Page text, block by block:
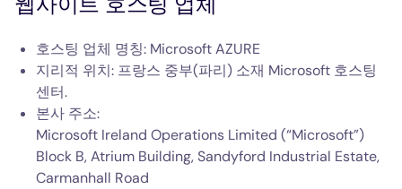
호스팅 업체 명칭: Microsoft AZURE
지리적 위치: 프랑스 중부(파리) 소재 Microsoft 호스팅
센터.
본사 주소:
Microsoft Ireland Operations Limited (“Microsoft”)
Block B, Atrium Building, Sandyford Industrial Estate,
Carmanhall Road